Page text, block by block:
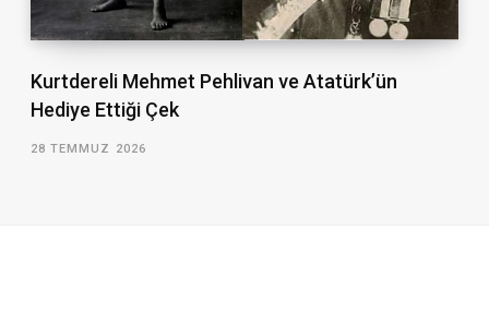
Kurtdereli Mehmet Pehlivan ve Atatürk’ün
Hediye Ettiği Çek
28 TEMMUZ 2026